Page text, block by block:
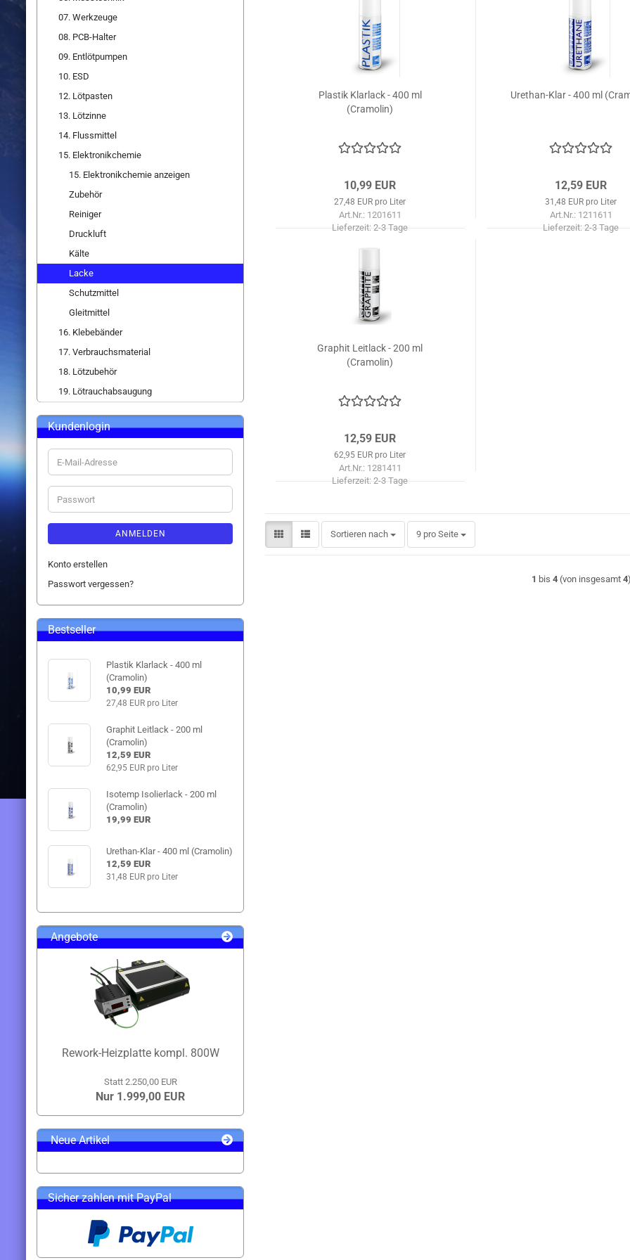
Plastik Klarlack - 400 ml
(Cramolin)
10,99 EUR
27,48 EUR pro Liter
Art.Nr.: 1201611
Lieferzeit:2-3 Tage
Urethan-Klar - 400 ml
12,59 EUR
31,48 EUR pro Liter
Art.Nr.: 1211611
Lieferzeit:2-3 Tage
Graphit Leitlack - 200 ml
(Cramolin)
12,59 EUR
62,95 EUR pro Liter
Art.Nr.: 1281411
Lieferzeit:2-3 Tage
Sortieren nach
Sortieren nach 9 pro Seite
pro Seite
1 bis 4 (von insgesamt 4
07. Werkzeuge
08. PCB-Halter
09. Entlötpumpen
10. ESD
12. Lötpasten
13. Lötzinne
14. Flussmittel
15. Elektronikchemie
15. Elektronikchemie anzeigen
Zubehör
Reiniger
Druckluft
Kälte
Lacke
Schutzmittel
Gleitmittel
16. Klebebänder
17. Verbrauchsmaterial
18. Lötzubehör
19. Lötrauchabsaugung
Kundenlogin
E-
Mail-
Adresse
Passwort
ANMELDEN
Konto erstellen
Passwort vergessen?
Bestseller
Plastik Klarlack - 400 ml
(Cramolin)
10,99 EUR
27,48 EUR pro Liter
Graphit Leitlack - 200 ml
(Cramolin)
12,59 EUR
62,95 EUR pro Liter
Isotemp Isolierlack - 200 ml
(Cramolin)
19,99 EUR
Urethan-Klar - 400 ml (Cramolin)
12,59 EUR
31,48 EUR pro Liter
Angebote
Rework-Heizplatte kompl. 800W
Statt 2.250,00 EUR
Nur 1.999,00 EUR
Neue Artikel
Sicher zahlen mit PayPal